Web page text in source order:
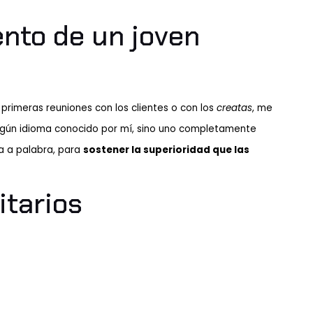
de un joven
reuniones con los clientes o con los creatas, me
idioma conocido por mí, sino uno completamente
a palabra, para sostener la superioridad que las